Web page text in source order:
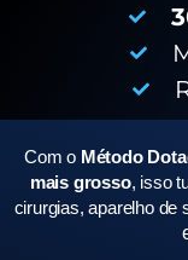
Com o Método
mais grosso, isso
cirurgias, aparelho